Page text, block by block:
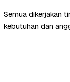
Semua dikerjakan
kebutuhan dan